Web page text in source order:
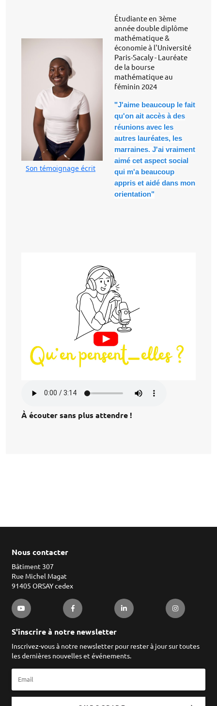
Son témoignage écrit
Étudiante en 3ème
année double diplôme
mathématique &
économie à l'Université
Paris-Sacaly - Lauréate
de la bourse
mathématique au
féminin 2024
"J'aime beaucoup le fait
qu'on ait accès à des
réunions avec les
autres lauréates, les
marraines. J'ai vraiment
aimé cet aspect social
qui m'a beaucoup
appris et aidé dans mon
orientation"
À écouter sans plus attendre !
Nous contacter
Bâtiment 307
Rue Michel Magat
91405 ORSAY cedex
S'inscrire à notre newsletter
Inscrivez-vous à notre newsletter pour rester à jour sur toutes
les dernières nouvelles et événements.